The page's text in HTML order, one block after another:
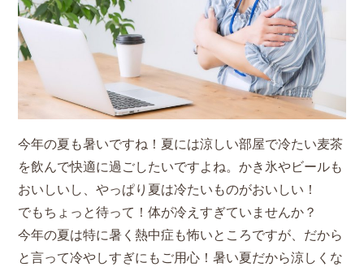
今年の夏も暑いですね！夏には涼しい部屋で冷たい麦茶
を飲んで快適に過ごしたいですよね。かき氷やビールも
おいしいし、やっぱり夏は冷たいものがおいしい！
でもちょっと待って！体が冷えすぎていませんか？
今年の夏は特に暑く熱中症も怖いところですが、だから
と言って冷やしすぎにもご用心！暑い夏だから涼しくな